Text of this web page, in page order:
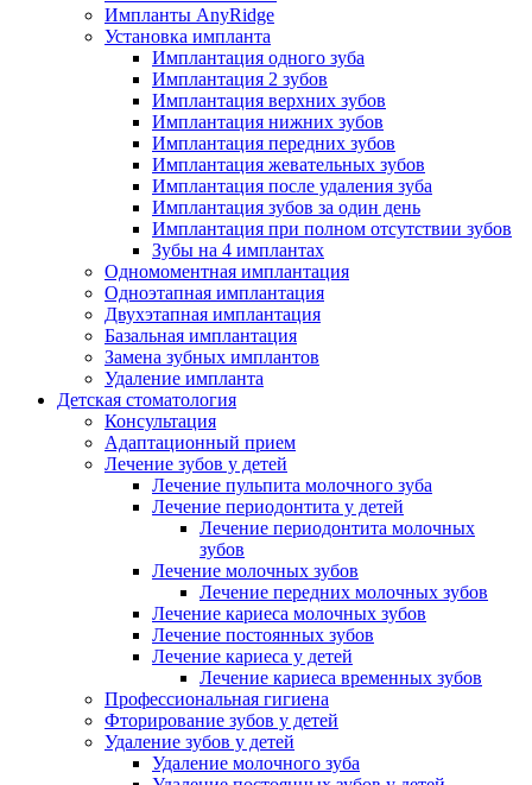
Импланты AnyRidge
Установка импланта
Имплантация одного зуба
Имплантация 2 зубов
Имплантация верхних зубов
Имплантация нижних зубов
Имплантация передних зубов
Имплантация жевательных зубов
Имплантация после удаления зуба
Имплантация зубов за один день
Имплантация при полном отсутствии зубов
Зубы на 4 имплантах
Одномоментная имплантация
Одноэтапная имплантация
Двухэтапная имплантация
Базальная имплантация
Замена зубных имплантов
Удаление импланта
Детская стоматология
Консультация
Адаптационный прием
Лечение зубов у детей
Лечение пульпита молочного зуба
Лечение периодонтита у детей
Лечение периодонтита молочных
зубов
Лечение молочных зубов
Лечение передних молочных зубов
Лечение кариеса молочных зубов
Лечение постоянных зубов
Лечение кариеса у детей
Лечение кариеса временных зубов
Профессиональная гигиена
Фторирование зубов у детей
Удаление зубов у детей
Удаление молочного зуба